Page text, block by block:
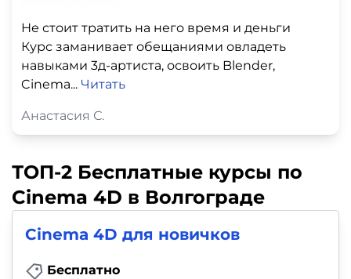
Не стоит тратить на него время и деньги
Курс заманивает обещаниями овладеть
навыками 3д-артиста, освоить Blender,
Cinema... Читать
Анастасия С.
ТОП-2 Бесплатные курсы по
Cinema 4D в Волгограде
Cinema 4D для новичков
Бесплатно